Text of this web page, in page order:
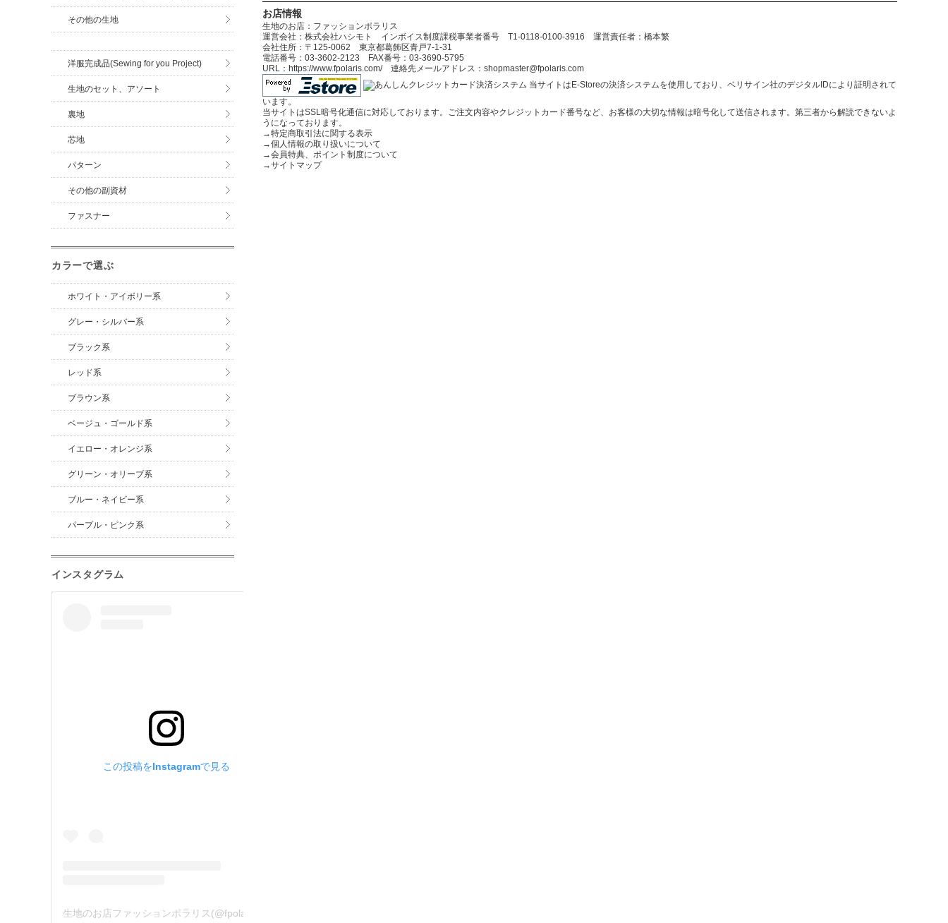
お店情報
生地のお店：ファッションポラリス
運営会社：株式会社ハシモト インボイス制度課税事業者番号 T1-0118-0100-3916 運営責任者：橋本繁
会社住所：〒125-0062 東京都葛飾区青戸7-1-31
電話番号：03-3602-2123 FAX番号：03-3690-5795
URL：https://www.fpolaris.com/ 連絡先メールアドレス：shopmaster@fpolaris.com
当サイトはE-Storeの決済システムを使用しており、ベリサイン社のデジタルIDにより証明されて
います。
当サイトはSSL暗号化通信に対応しております。ご注文内容やクレジットカード番号など、お客様の大切な情報は暗号化して送信されます。第三者から解読できないよ
うになっております。
→特定商取引法に関する表示
→個人情報の取り扱いについて
→会員特典、ポイント制度について
→サイトマップ
その他の生地
洋服完成品(Sewing for you Project)
生地のセット、アソート
裏地
芯地
パターン
その他の副資材
ファスナー
カラーで選ぶ
ホワイト・アイボリー系
グレー・シルバー系
ブラック系
レッド系
ブラウン系
ベージュ・ゴールド系
イエロー・オレンジ系
グリーン・オリーブ系
ブルー・ネイビー系
パープル・ピンク系
インスタグラム
この投稿をInstagramで見る